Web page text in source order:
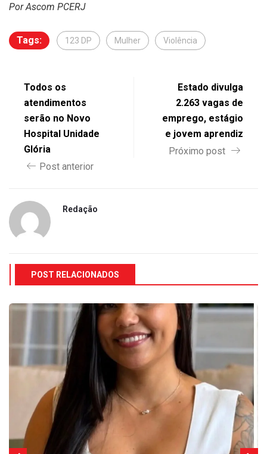
Por Ascom PCERJ
Tags: 123 DP Mulher Violência
Todos os
atendimentos
serão no Novo
Hospital Unidade
Glória
Post anterior
Estado divulga
2.263 vagas de
emprego, estágio
e jovem aprendiz
Próximo post
Redação
POST RELACIONADOS